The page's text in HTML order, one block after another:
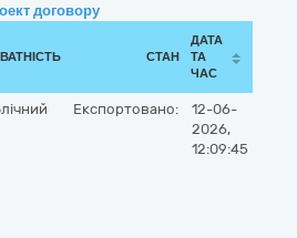
договору
СТАН
ДАТА
ТА
ЧАС
Експортовано:
12-06-
2026,
12:09:45